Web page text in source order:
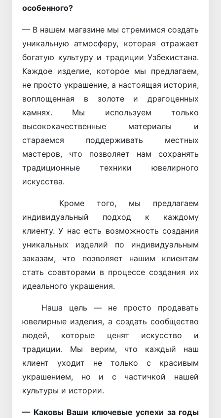
особенного?
— В нашем магазине мы стремимся создать
уникальную атмосферу, которая отражает
богатую культуру и традиции Узбекистана.
Каждое изделие, которое мы предлагаем,
не просто украшение, а настоящая история,
воплощенная в золоте и драгоценных
камнях. Мы используем только
высококачественные материалы и
стараемся поддерживать местных
мастеров, что позволяет нам сохранять
традиционные техники ювелирного
искусства.
Кроме того, мы предлагаем
индивидуальный подход к каждому
клиенту. У нас есть возможность создания
уникальных изделий по индивидуальным
заказам, что позволяет нашим клиентам
стать соавторами в процессе создания их
идеального украшения.
Наша цель — не просто продавать
ювелирные изделия, а создать сообщество
людей, которые ценят искусство и
традиции. Мы верим, что каждый наш
клиент уходит не только с красивым
украшением, но и с частичкой нашей
культуры и истории.
— Каковы Ваши ключевые успехи за годы